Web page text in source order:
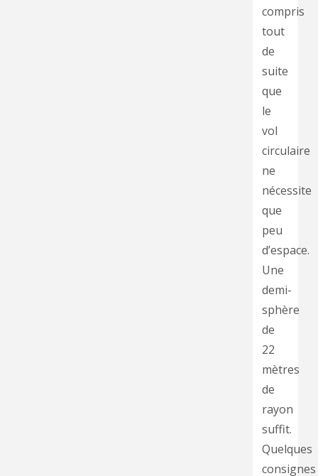
compris
tout
de
suite
que
le
vol
circulaire
ne
nécessite
que
peu
d’espace.
Une
demi-
sphère
de
22
mètres
de
rayon
suffit.
Quelques
consignes